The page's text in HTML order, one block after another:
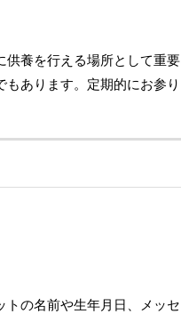
供養を行える場所として重要
あります。定期的にお参り
の名前や生年月日、メッセ